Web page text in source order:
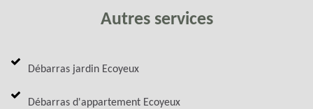
Autres services
Débarras jardin Ecoyeux
Débarras d'appartement Ecoyeux